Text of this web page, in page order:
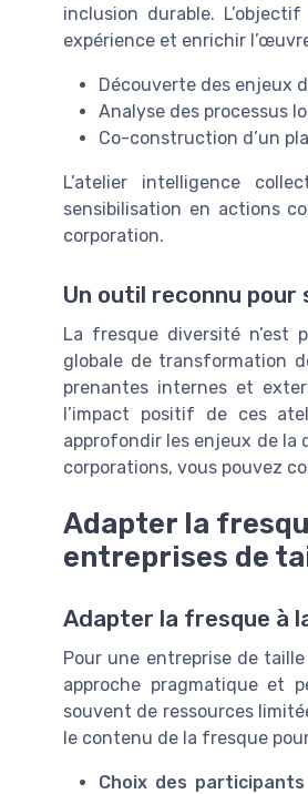
inclusion durable.
expérience et enrichir
Découverte des enjeux
Analyse des processus
Co-construction d’un
L’atelier intelligence
sensibilisation en actions
corporation.
Un outil reconnu
La fresque diversité n’est
globale de transformation
prenantes internes et
l’impact positif de ces
approfondir les enjeux de la
corporations, vous pouvez
Adapter la
entreprises de
Adapter la fresque à
Pour une entreprise de
approche pragmatique et
souvent de ressources
le contenu de la fresque
Choix des participants